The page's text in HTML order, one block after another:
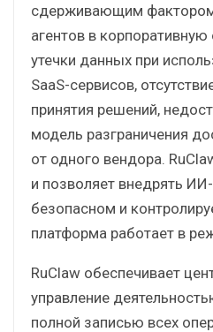
сдерживающим
агентов в
утечки данных при
SaaS-сервисов,
принятия решений,
модель разграничения
от одного вендора.
и позволяет внедрять
безопасном и
платформа работает в
RuClaw обеспечивает
управление
полной записью всех